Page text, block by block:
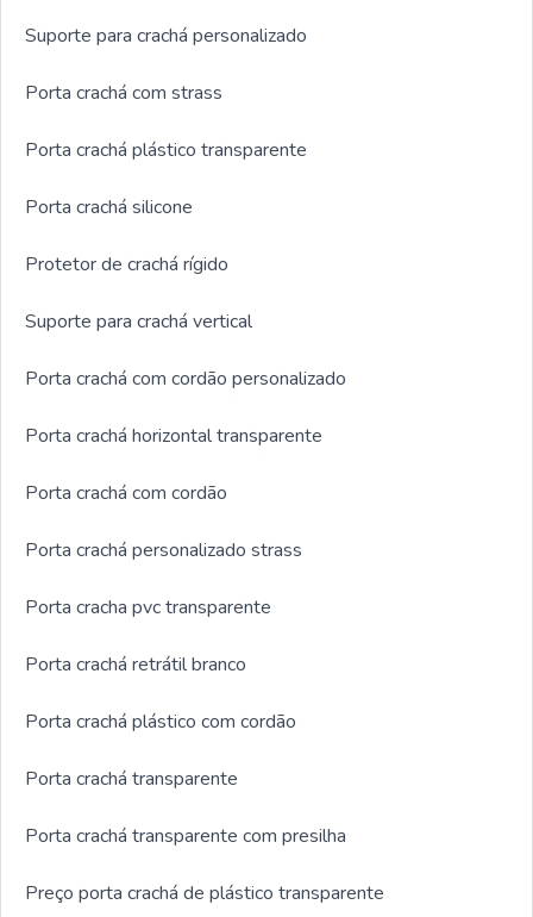
Suporte para crachá personalizado
Porta crachá com strass
Porta crachá plástico transparente
Porta crachá silicone
Protetor de crachá rígido
Suporte para crachá vertical
Porta crachá com cordão personalizado
Porta crachá horizontal transparente
Porta crachá com cordão
Porta crachá personalizado strass
Porta cracha pvc transparente
Porta crachá retrátil branco
Porta crachá plástico com cordão
Porta crachá transparente
Porta crachá transparente com presilha
Preço porta crachá de plástico transparente